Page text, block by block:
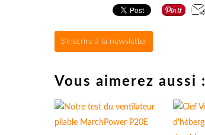
S'inscrire à la newsletter
Vous aimerez aussi :